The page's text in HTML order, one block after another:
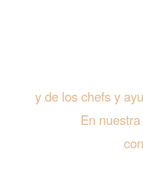
y de los chefs y
En